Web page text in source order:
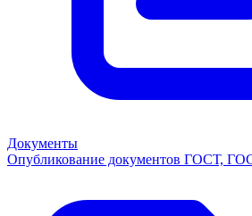
Документы
Опубликование документов ГОСТ,